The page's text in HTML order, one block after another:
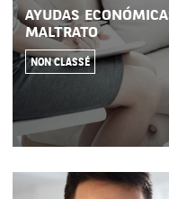
AYUDAS
MALTRATO
NON CLASSÉ